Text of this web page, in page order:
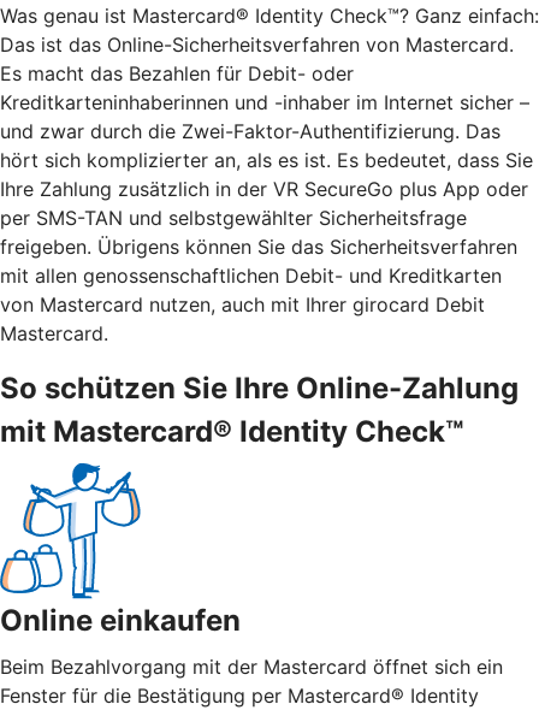
Was genau ist Mastercard® Identity Check™? Ganz einfach:
Das ist das Online-Sicherheitsverfahren von Mastercard.
Es macht das Bezahlen für Debit- oder
Kreditkarteninhaberinnen und -inhaber im Internet sicher –
und zwar durch die Zwei-Faktor-Authentifizierung. Das
hört sich komplizierter an, als es ist. Es bedeutet, dass Sie
Ihre Zahlung zusätzlich in der VR SecureGo plus App oder
per SMS-TAN und selbstgewählter Sicherheitsfrage
freigeben. Übrigens können Sie das Sicherheitsverfahren
mit allen genossenschaftlichen Debit- und Kreditkarten
von Mastercard nutzen, auch mit Ihrer girocard Debit
Mastercard.
So schützen Sie Ihre Online-Zahlung
mit Mastercard® Identity Check™
Online einkaufen
Beim Bezahlvorgang mit der Mastercard öffnet sich ein
Fenster für die Bestätigung per Mastercard® Identity